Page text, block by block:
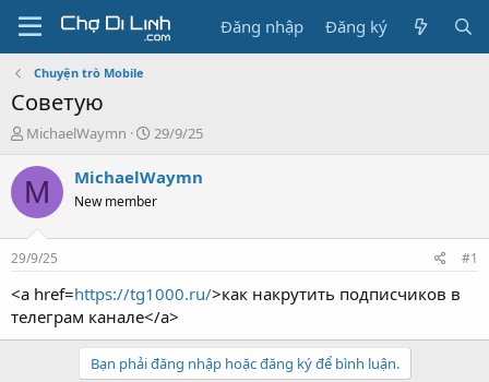
Đăng nhập Đăng ký
Chuyện trò Mobile
Советую
T
r
e
a
s
t
a
t
MichaelWaymn
N
à
g
29/9/25
M MichaelWaymn
New member
29/9/25 #1
<a href=https://tg1000.ru/>как накрутить подписчиков в
телеграм канале</a>
Bạn phải đăng nhập hoặc đăng ký để bình luận.